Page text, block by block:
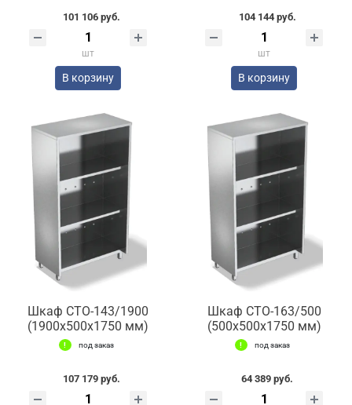
101 106 руб.
шт
В корзину
104 144 руб.
шт
В корзину
Шкаф СТО-143/1900
(1900x500x1750 мм)
под заказ
107 179 руб.
Шкаф СТО-163/500
(500x500x1750 мм)
под заказ
64 389 руб.